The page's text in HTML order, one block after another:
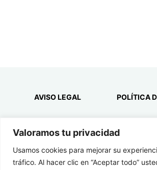
Valoramos tu privacidad
Usamos cookies para mejorar su
tráfico. Al hacer clic en “Aceptar todo”
AVISO LEGAL POLÍTICA